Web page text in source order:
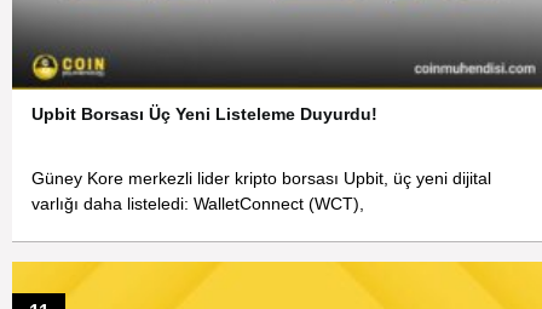
Upbit Borsası Üç Yeni Listeleme Duyurdu!
Güney Kore merkezli lider kripto borsası Upbit, üç yeni dijital
varlığı daha listeledi: WalletConnect (WCT),